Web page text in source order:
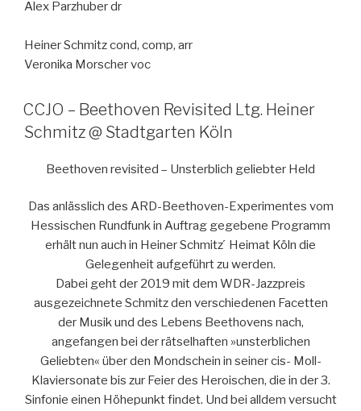
Alex Parzhuber dr
Heiner Schmitz cond, comp, arr
Veronika Morscher voc
CCJO – Beethoven Revisited Ltg. Heiner
Schmitz @ Stadtgarten Köln
Beethoven revisited – Unsterblich geliebter Held
Das anlässlich des ARD-Beethoven-Experimentes vom
Hessischen Rundfunk in Auftrag gegebene Programm
erhält nun auch in Heiner Schmitz ́ Heimat Köln die
Gelegenheit aufgeführt zu werden.
Dabei geht der 2019 mit dem WDR-Jazzpreis
ausgezeichnete Schmitz den verschiedenen Facetten
der Musik und des Lebens Beethovens nach,
angefangen bei der rätselhaften »unsterblichen
Geliebten« über den Mondschein in seiner cis- Moll-
Klaviersonate bis zur Feier des Heroischen, die in der 3.
Sinfonie einen Höhepunkt findet. Und bei alldem versucht